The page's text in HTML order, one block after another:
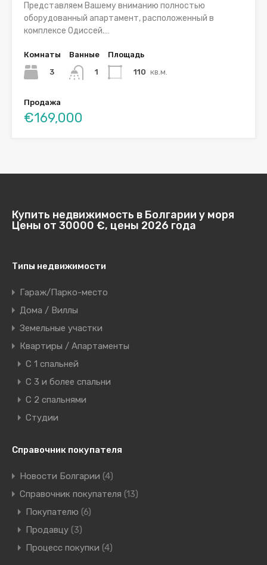
Представляем Вашему вниманию полностью
оборудованный апартамент, расположенный в
комплексе Одиссей.…
Комнаты
3
Ванные
1
Площадь
110 кв.м.
Продажа
€169,000
Купить недвижимость в Болгарии у моря
Цены от 30000 €, цены 2026 года
Типы недвижимости
Гараж/Парко-место
Дома / Виллы
Земельные участки
Квартиры / Апартаменты
C 1 спальней
C 3 и более спальни
С 2 спальнями
Студии
Справочник покупателя
Новости Болгарии (4)
Справочник покупателя (13)
Покупателю (6)
Продавцу (3)
Процесс покупки (4)